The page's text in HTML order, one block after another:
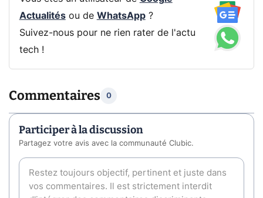
Actualitésou de WhatsApp?
Suivez-nous pour ne rien rater de l'actu
tech !
Commentaires 0
Participer à la discussion
Partagez votre avis avec la communauté Clubic.